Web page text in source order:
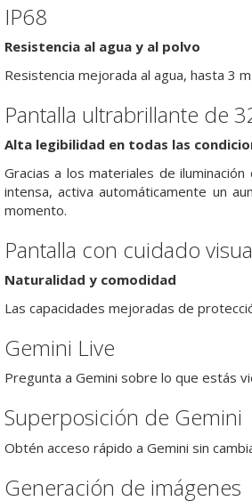
IP68
Resistencia al agua y al polvo
Resistencia mejorada al agua, hasta 3
Pantalla ultrabrillante de
Alta legibilidad en todas las
Gracias a los materiales de
intensa, activa automáticamente un
momento.
Pantalla con cuidado
Naturalidad y comodidad
Las capacidades mejoradas de
Gemini Live
Pregunta a Gemini sobre lo que estás
Superposición de Gemini
Obtén acceso rápido a Gemini sin
Generación de imágenes